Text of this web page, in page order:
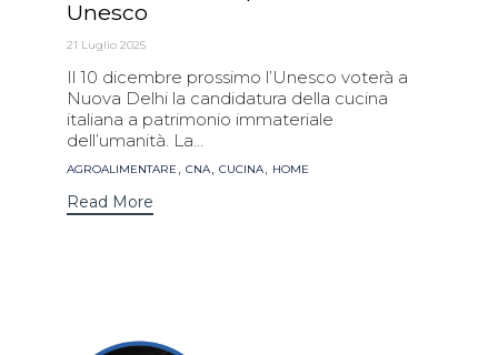
Unesco
21 Luglio 2025
Il 10 dicembre prossimo l’Unesco voterà a
Nuova Delhi la candidatura della cucina
italiana a patrimonio immateriale
dell’umanità. La...
Tags
AGROALIMENTARE , CNA, CUCINA, HOME
Read More